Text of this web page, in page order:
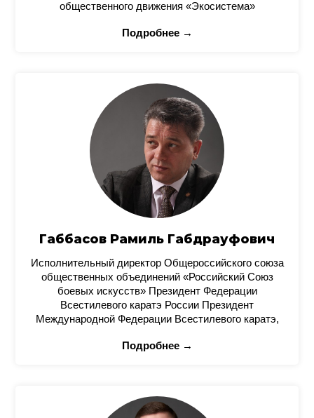
общественного движения «Экосистема»
Подробнее →
Габбасов Рамиль Габдрауфович
Исполнительный директор Общероссийского союза
общественных объединений «Российский Союз
боевых искусств» Президент Федерации
Всестилевого каратэ России Президент
Международной Федерации Всестилевого каратэ,
Подробнее →